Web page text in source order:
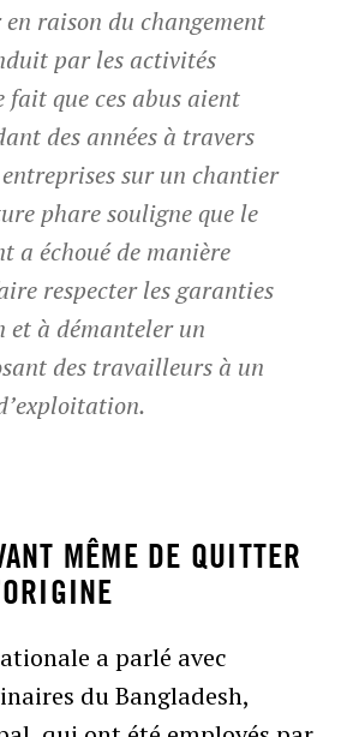
en raison du changement
par les activités
fait que ces abus aient
des années à travers
sur un chantier
phare souligne que le
a échoué de manière
respecter les garanties
et à démanteler un
des travailleurs à un
MÊME DE QUITTER
a parlé avec
du Bangladesh,